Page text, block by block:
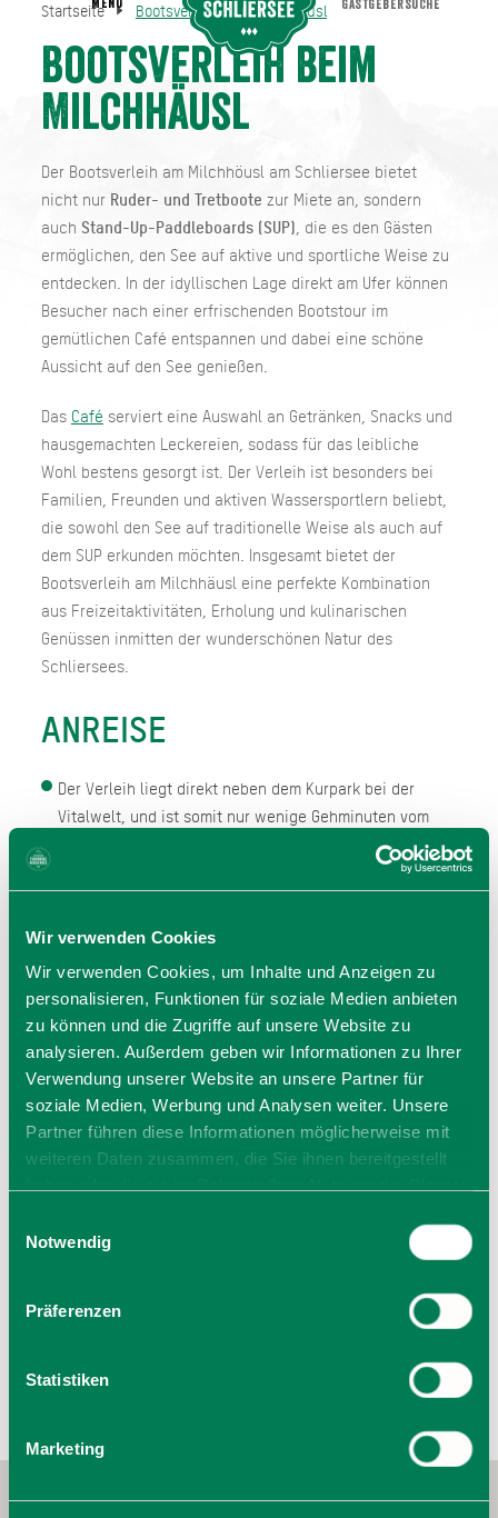
Wir verwenden Cookies
Wir verwenden Cookies, um Inhalte und Anzeigen zu
personalisieren, Funktionen für soziale Medien anbieten
zu können und die Zugriffe auf unsere Website zu
analysieren. Außerdem geben wir Informationen zu Ihrer
Verwendung unserer Website an unsere Partner für
soziale Medien, Werbung und Analysen weiter. Unsere
Partner führen diese Informationen möglicherweise mit
weiteren Daten zusammen, die Sie ihnen bereitgestellt
Cookies, wenn Sie unsere Webseite weiterhin nutzen.
Notwendig
Präferenzen
Statistiken
Marketing
Startseite Bootsverleih beim Milchhäusl
Bootsverleih beim
Milchhäusl
Der Bootsverleih am Milchhöusl am Schliersee bietet
nicht nur Ruder- und Tretboote zur Miete an, sondern
auch Stand-Up-Paddleboards (SUP), die es den Gästen
ermöglichen, den See auf aktive und sportliche Weise zu
entdecken. In der idyllischen Lage direkt am Ufer können
Besucher nach einer erfrischenden Bootstour im
gemütlichen Café entspannen und dabei eine schöne
Aussicht auf den See genießen.
Das Café serviert eine Auswahl an Getränken, Snacks und
hausgemachten Leckereien, sodass für das leibliche
Wohl bestens gesorgt ist. Der Verleih ist besonders bei
Familien, Freunden und aktiven Wassersportlern beliebt,
die sowohl den See auf traditionelle Weise als auch auf
dem SUP erkunden möchten. Insgesamt bietet der
Bootsverleih am Milchhäusl eine perfekte Kombination
aus Freizeitaktivitäten, Erholung und kulinarischen
Genüssen inmitten der wunderschönen Natur des
Schliersees.
ANREISE
Der Verleih liegt direkt neben dem Kurpark bei der
Vitalwelt, und ist somit nur wenige Gehminuten vom
Öffnungszeiten
Bootsverleih ausschließlich bei schönem Wetter im
Allgemeiner Hinweis: Bei den hier angegebenen
Urlaubszeiten erfahren Sie telefonisch unter der
angegebenen Telefonnummer! Wir bitten um
Startseite Bootsverleih beim Milchhäusl
MENU GASTGEBERSUCHE